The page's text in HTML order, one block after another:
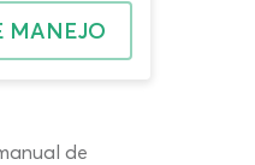
MANEJO
de